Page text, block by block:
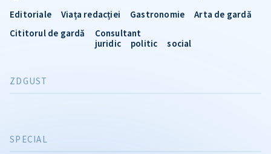
SPECIAL
Editoriale
Viața redacției Gastronomie
Arta de gardă
Cititorul de gardă
Consultant
juridic
politic social
ZDGUST